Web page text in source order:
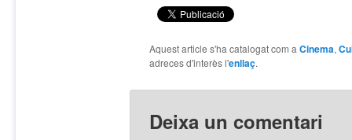
Aquest article s'ha catalogat com aCinema,
adreces d'interès l'enllaç.
Deixa un comentari